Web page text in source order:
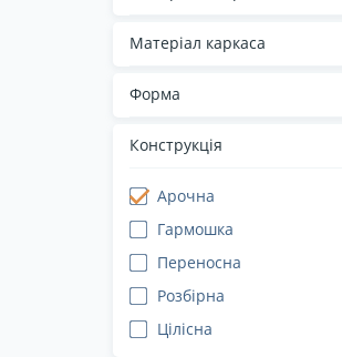
Матеріал каркаса
Форма
Конструкція
Арочна
Гармошка
Переносна
Розбірна
Цілісна